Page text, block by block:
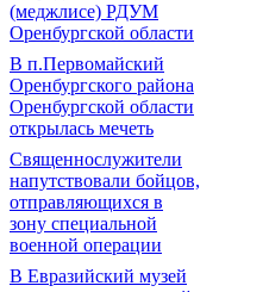
(меджлисе) РДУМ
Оренбургской области
В п.Первомайский
Оренбургского района
Оренбургской области
открылась мечеть
Священнослужители
напутствовали бойцов,
отправляющихся в
зону специальной
военной операции
В Евразийский музей